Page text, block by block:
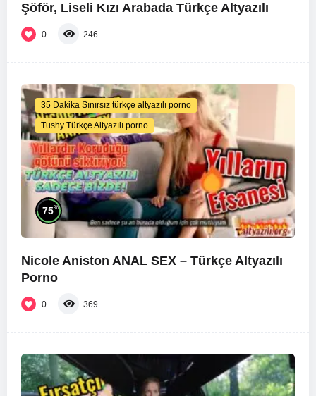
Şöför, Liseli Kızı Arabada Türkçe Altyazılı
0 246
35 Dakika Sınırsız türkçe altyazılı porno
Tushy Türkçe Altyazılı porno
75%
Nicole Aniston ANAL SEX – Türkçe Altyazılı
Porno
0 369